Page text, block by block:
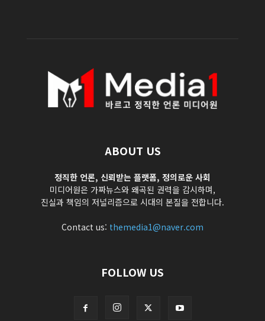
ABOUT US
정직한 언론, 신뢰받는 플랫폼, 정의로운 사회
미디어원은 가짜뉴스와 왜곡된 권력을 감시하며,
진실과 책임의 저널리즘으로 시대의 본질을 전합니다.
Contact us: themedia1@naver.com
FOLLOW US